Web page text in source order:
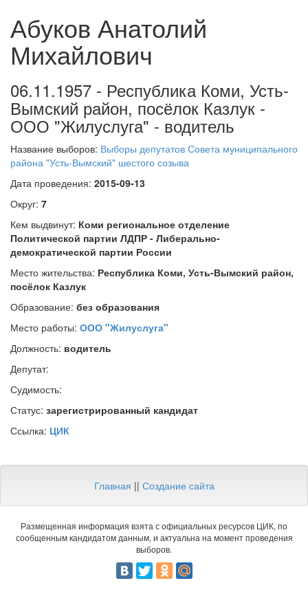
Абуков Анатолий
Михайлович
06.11.1957 - Республика Коми, Усть-
Вымский район, посёлок Казлук -
ООО "Жилуслуга" - водитель
Название выборов: Выборы депутатов Совета муниципального
района "Усть-Вымский" шестого созыва
Дата проведения: 2015-09-13
Округ: 7
Кем выдвинут: Коми региональное отделение
Политической партии ЛДПР - Либерально-
демократической партии России
Место жительства: Республика Коми, Усть-Вымский район,
посёлок Казлук
Образование: без образования
Место работы: ООО "Жилуслуга"
Должность: водитель
Депутат:
Судимость:
Статус: зарегистрированный кандидат
Ссылка: ЦИК
Главная || Создание сайта
Размещенная информация взята с официальных ресурсов ЦИК, по
сообщенным кандидатом данным, и актуальна на момент проведения
выборов.